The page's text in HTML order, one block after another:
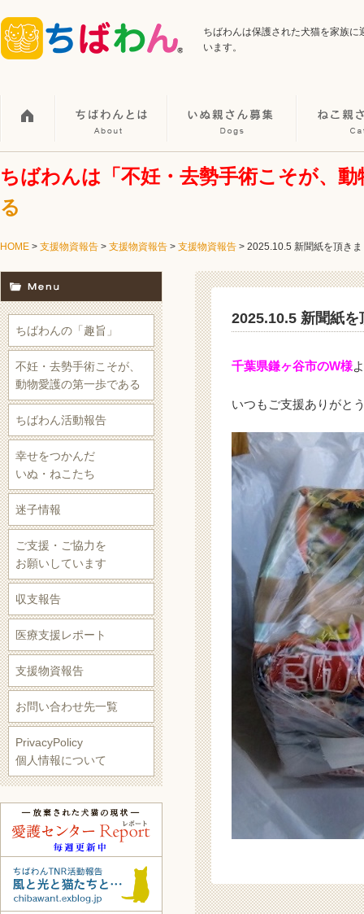
ちばわんは保護された犬猫を家族
います。
ちばわんは「不妊・去勢手術こそが、
る
HOME > 支援物資報告 > 支援物資報告 > 支援物資報告 > 2025.10.5 新聞紙を頂き
2025.10.5 新聞紙を
千葉県鎌ヶ谷市のW様
いつもご支援ありがと
ちばわんの「趣旨」
不妊・去勢手術こそが、
動物愛護の第一歩である
ちばわん活動報告
幸せをつかんだ
いぬ・ねこたち
迷子情報
ご支援・ご協力を
お願いしています
収支報告
医療支援レポート
支援物資報告
お問い合わせ先一覧
PrivacyPolicy
個人情報について